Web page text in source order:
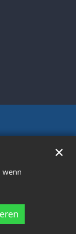
wenn
✕